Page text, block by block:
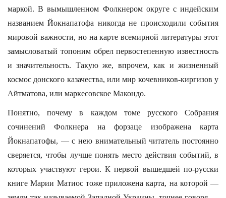
маркой. В вымышленном Фолкнером округе с индейским
названием Йокнапатофа никогда не происходили события
мировой важности, но на карте всемирной литературы этот
замысловатый топоним обрел первостепенную известность
и значительность. Такую же, впрочем, как и жизненный
космос донского казачества, или мир кочевников-киргизов у
Айтматова, или маркесовское Макондо.
Понятно, почему в каждом томе русского Собрания
сочинений Фолкнера на форзаце изображена карта
Йокнапатофы, — с нею внимательный читатель постоянно
сверяется, чтобы лучше понять место действия событий, в
которых участвуют герои. К первой вышедшей по-русски
книге Марии Матиос тоже приложена карта, на которой —